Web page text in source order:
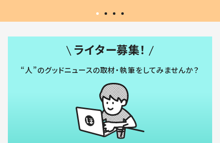
ライター募集！
“人”のグッドニュースの取材・執筆をしてみませんか？